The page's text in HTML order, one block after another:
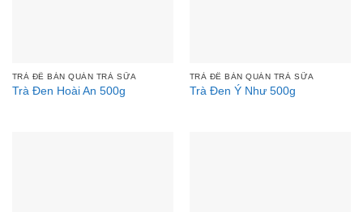
TRÀ ĐỂ BÁN QUÁN TRÀ SỮA
Trà Đen Hoài An 500g
TRÀ ĐỂ BÁN QUÁN TRÀ SỮA
Trà Đen Ý Như 500g